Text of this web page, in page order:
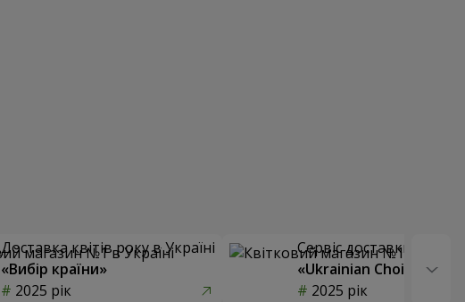
Доставка квітів року в Україні
«Вибір країни»
2025 рік
Сервіс доставки квітів
«Ukrainian Choice»
2025 рік